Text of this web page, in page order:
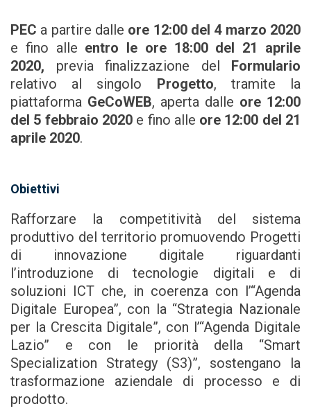
PEC a partire dalle ore 12:00 del 4 marzo 2020
e fino alle entro le ore 18:00 del 21 aprile
2020, previa finalizzazione del Formulario
relativo al singolo Progetto, tramite la
piattaforma GeCoWEB, aperta dalle ore 12:00
del 5 febbraio 2020 e fino alle ore 12:00 del 21
aprile 2020.
Obiettivi
Rafforzare la competitività del sistema
produttivo del territorio promuovendo Progetti
di innovazione digitale riguardanti
l’introduzione di tecnologie digitali e di
soluzioni ICT che, in coerenza con l’“Agenda
Digitale Europea”, con la “Strategia Nazionale
per la Crescita Digitale”, con l’“Agenda Digitale
Lazio” e con le priorità della “Smart
Specialization Strategy (S3)”, sostengano la
trasformazione aziendale di processo e di
prodotto.